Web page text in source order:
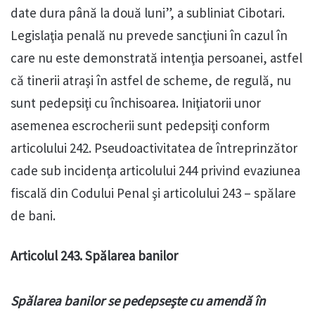
date dura până la două luni”, a subliniat Cibotari.
Legislaţia penală nu prevede sancţiuni în cazul în
care nu este demonstrată intenţia persoanei, astfel
că tinerii atraşi în astfel de scheme, de regulă, nu
sunt pedepsiţi cu închisoarea. Iniţiatorii unor
asemenea escrocherii sunt pedepsiţi conform
articolului 242. Pseudoactivitatea de întreprinzător
cade sub incidenţa articolului 244 privind evaziunea
fiscală din Codului Penal şi articolului 243 – spălare
de bani.
Articolul 243. Spălarea banilor
Spălarea banilor se pedepseşte cu amendă în